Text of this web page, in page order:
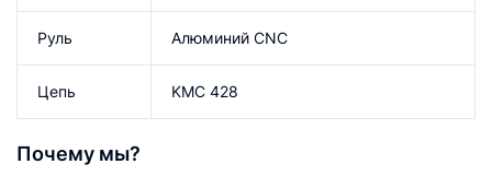
Руль Алюминий CNC
Цепь KMC 428
Почему мы?